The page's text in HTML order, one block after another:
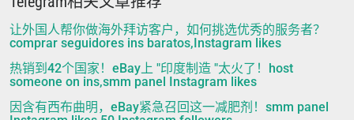
让外国人帮你做海外拜访客户，如何挑选优秀的服务者？
comprar seguidores ins baratos,Instagram likes
热销到42个国家！eBay上 "印度制造 "太火了！host
someone on ins,smm panel Instagram likes
因含有西布曲明，eBay紧急召回这一减肥剂！smm panel